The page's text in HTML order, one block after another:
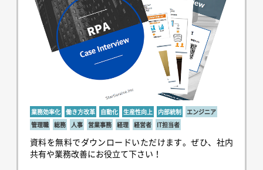
業務効率化 働き方改革 自動化 生産性向上 内部統制 エンジニア
管理職 総務 人事 営業事務 経理 経営者 IT担当者
資料を無料でダウンロードいただけます。ぜひ、社内
共有や業務改善にお役立て下さい！